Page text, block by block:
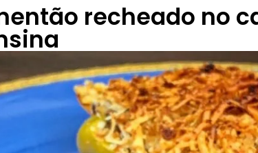
recheado no